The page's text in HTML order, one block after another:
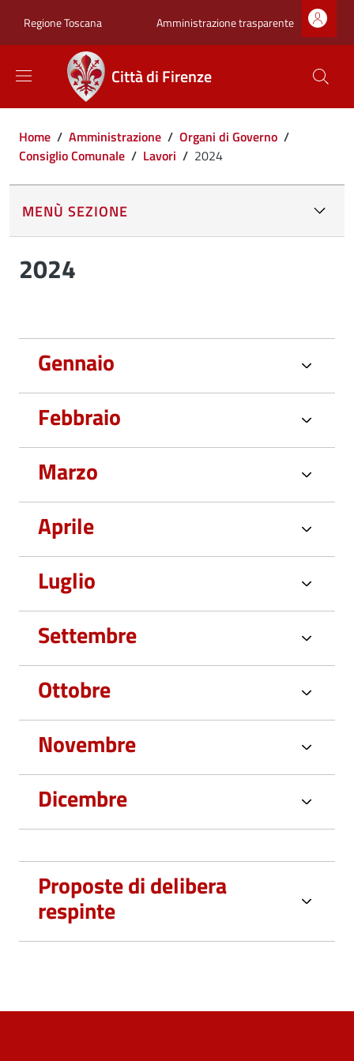
Regione Toscana Zona superiore
Amministrazione trasparente
Città di Firenze
Briciole di pane
Home / Amministrazione / Organi di Governo /
Consiglio Comunale / Lavori / 2024
MENÙ SEZIONE
2024
Gennaio
Febbraio
Marzo
Aprile
Luglio
Settembre
Ottobre
Novembre
Dicembre
Proposte di delibera
respinte